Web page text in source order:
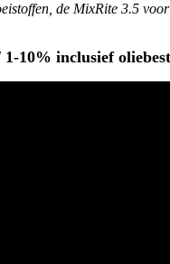
de MixRite 3.5
10% inclusief